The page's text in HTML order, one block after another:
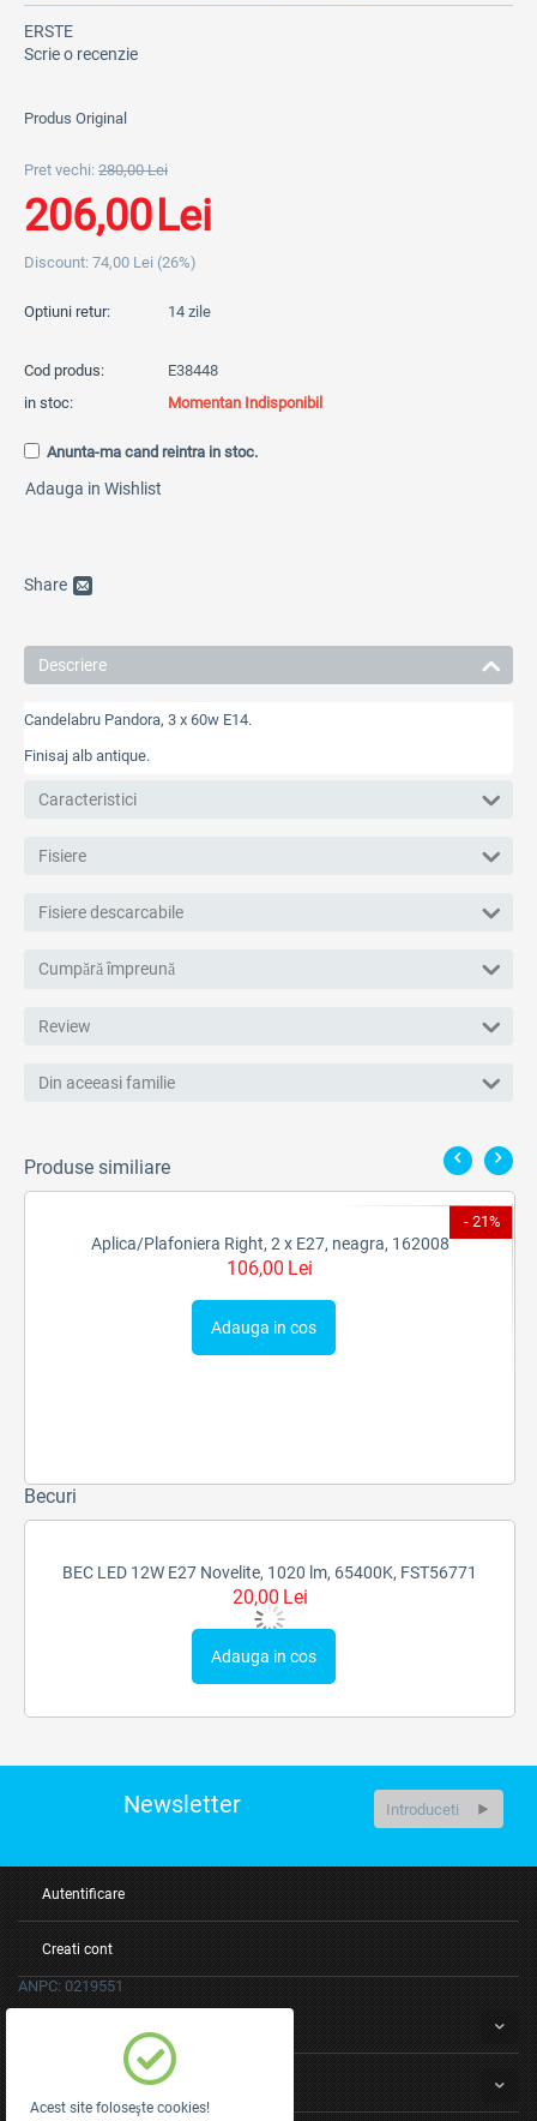
ERSTE
Scrie o recenzie
Produs Original
Pret vechi: 280,00 Lei
206,00 Lei
Discount: 74,00 Lei (26%)
Optiuni retur: 14 zile
Cod produs:
E38448
in stoc:
Momentan Indisponibil
Anunta-ma cand reintra in stoc.
Adauga in Wishlist
Share
Descriere
Candelabru Pandora, 3 x 60w E14.
Finisaj alb antique.
Caracteristici
Fisiere
Fisiere descarcabile
Cumpără împreună
Review
Din aceeasi familie
Produse similiare
- 21%
Aplica/Plafoniera Right, 2 x E27, neagra, 162008
106,00 Lei
Adauga in cos
Becuri
BEC LED 12W E27 Novelite, 1020 lm, 65400K, FST56771
20,00 Lei
Adauga in cos
Newsletter
Autentificare
Creati cont
ANPC: 0219551
Acest site foloseşte cookies!